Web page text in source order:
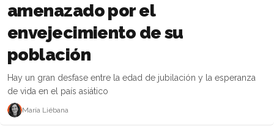
amenazado por el
envejecimiento de su
población
Hay un gran desfase entre la edad de jubilación y la esperanza
de vida en el país asiático
María Liébana